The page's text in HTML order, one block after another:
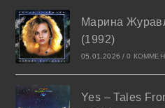
Марина
(1992)
05.01.2026 / 0
Yes – Tales